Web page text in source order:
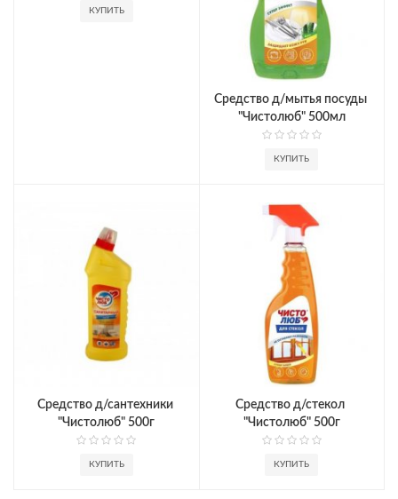
КУПИТЬ
Средство д/мытья посуды
"Чистолюб" 500мл
КУПИТЬ
Средство д/сантехники
"Чистолюб" 500г
КУПИТЬ
Средство д/стекол
"Чистолюб" 500г
КУПИТЬ